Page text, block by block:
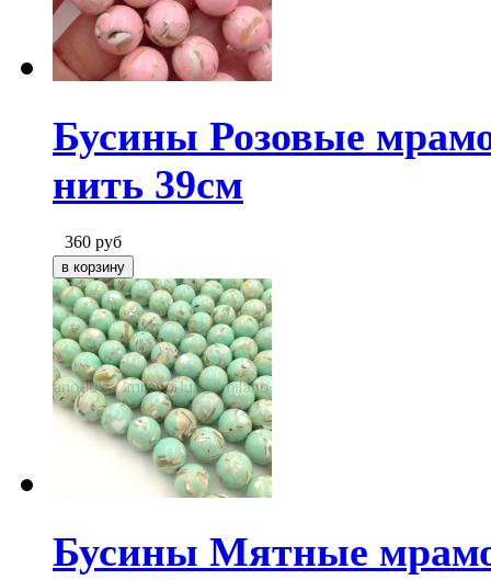
Бусины Розовые
нить 39см
360 руб
Бусины Мятные